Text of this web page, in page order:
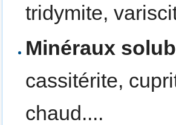
tridymite,
Minéraux
cassitérite,
chaud....